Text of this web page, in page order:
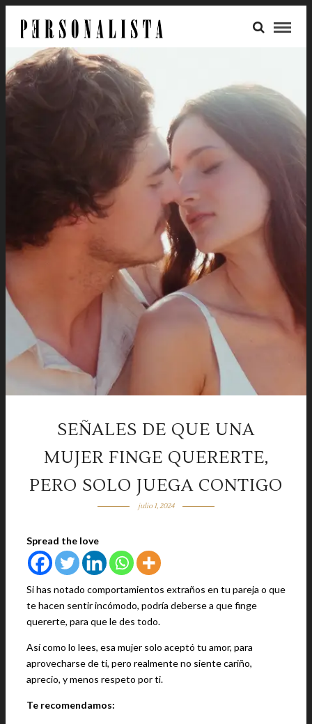
SEÑALES DE QUE UNA
MUJER FINGE QUERERTE,
PERO SOLO JUEGA CONTIGO
julio 1, 2024
Spread the love
Si has notado comportamientos extraños en tu pareja o que
te hacen sentir incómodo, podría deberse a que finge
quererte, para que le des todo.
Así como lo lees, esa mujer solo aceptó tu amor, para
aprovecharse de ti, pero realmente no siente cariño,
aprecio, y menos respeto por ti.
Te recomendamos: